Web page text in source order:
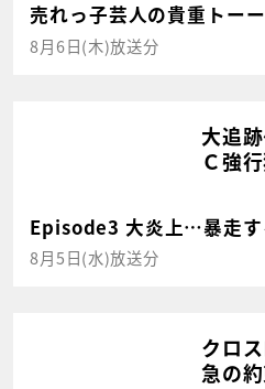
売れっ子芸人の貴重トー
8月6日(木)放送分
大追
Ｃ強
Episode3 大炎上…暴走す
8月5日(水)放送分
クロ
急の